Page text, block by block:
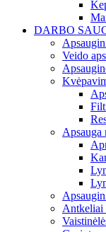
DARBO
Veido
Apsauga
Antkeliai